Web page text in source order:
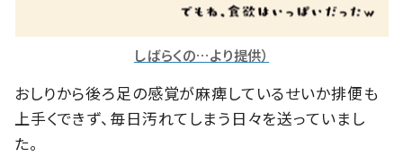
しばらくの…より提供）
おしりから後ろ足の感覚が麻痺しているせいか排便も
上手くできず、毎日汚れてしまう日々を送っていまし
た。